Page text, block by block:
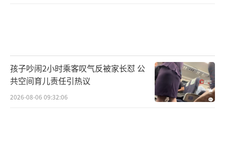
孩子吵闹2小时乘客叹气反被家长怼 公
共空间育儿责任引热议
2026-08-06 09:32:06